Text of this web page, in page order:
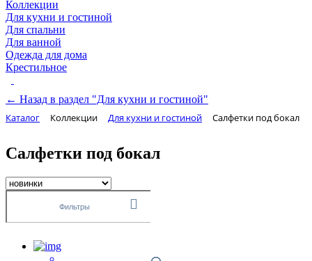
Коллекции
Для кухни и гостиной
Для спальни
Для ванной
Одежда для дома
Крестильное
← Назад в раздел "Для кухни и гостиной"
Каталог Коллекции Для кухни и гостиной Салфетки под бокал
Салфетки под бокал
Фильтры